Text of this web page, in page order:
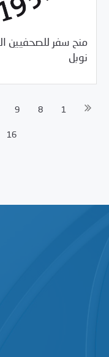
منح سفر للصحفيين
نوبل
22/2018
1
8
9
16